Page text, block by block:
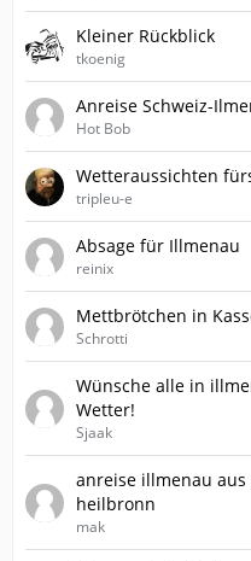
Kleiner Rückblick
tkoenig
Anreise Schweiz-
Hot Bob
Wetteraussichten
tripleu-e
Absage für Illmenau
reinix
Mettbrötchen in
Schrotti
Wünsche alle in
Wetter!
Sjaak
anreise illmenau
heilbronn
mak